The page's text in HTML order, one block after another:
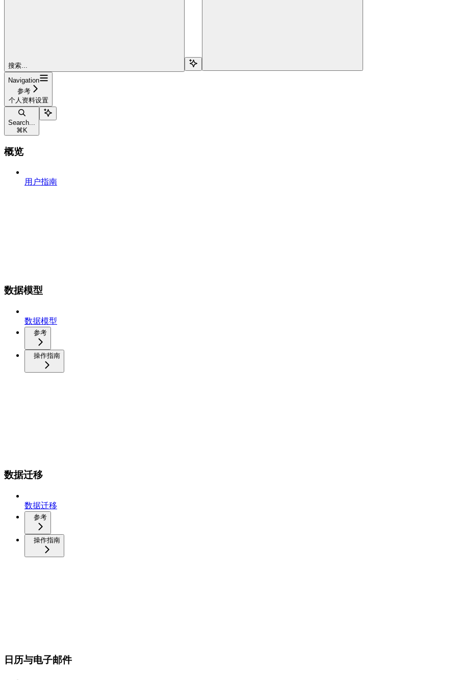
搜索...
Navigation
参考
个人资料设置
Search...
⌘ K
概览
用户指南
数据模型
数据模型
参考
操作指南
数据迁移
数据迁移
参考
操作指南
日历与电子邮件